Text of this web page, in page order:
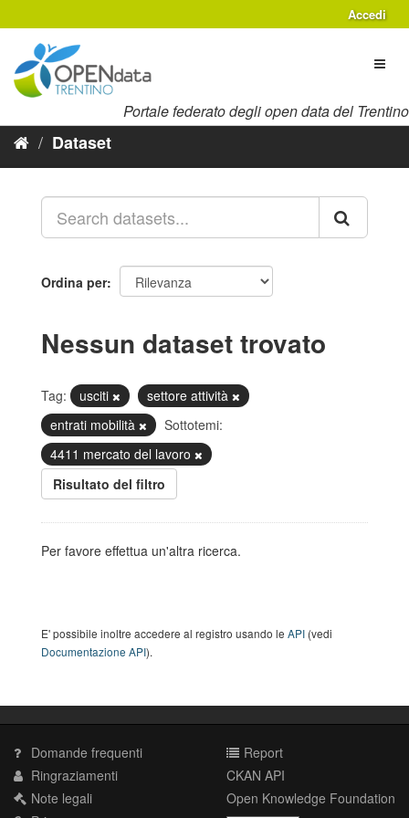
al
contenuto
Accedi
Portale federato degli open data del Trentino
Dataset
Ordina per
Nessun dataset trovato
Tag: usciti
settore attività
entrati mobilità
Sottotemi:
4411 mercato del lavoro
Risultato del filtro
Per favore effettua un'altra ricerca.
E' possibile inoltre accedere al registro usando le API (vedi
Documentazione API).
Domande frequenti
Ringraziamenti
Note legali
Report
CKAN API
Open Knowledge Foundation